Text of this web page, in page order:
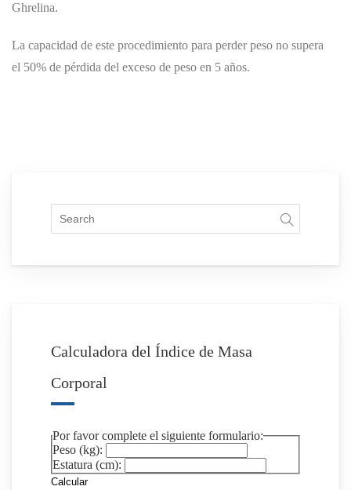
Ghrelina.
La capacidad de este procedimiento para perder peso no supera
el 50% de pérdida del exceso de peso en 5 años.
Calculadora del Índice de Masa
Corporal
Por favor complete el siguiente formulario:
Peso (kg):
Estatura (cm):
Calcular